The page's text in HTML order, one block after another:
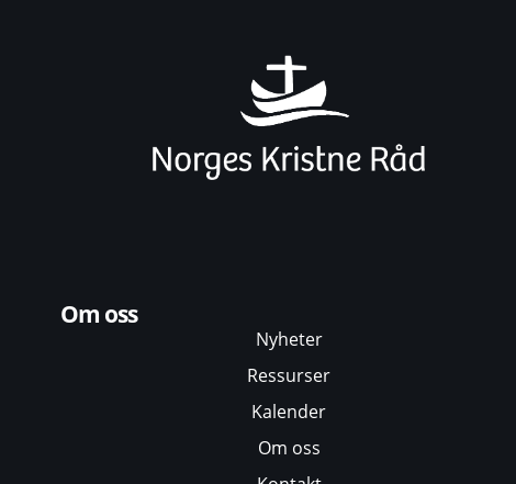
Om oss
Nyheter
Ressurser
Kalender
Om oss